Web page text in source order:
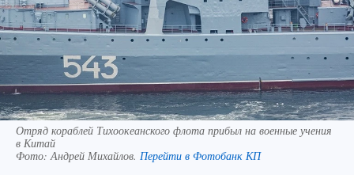
Отряд кораблей Тихоокеанского флота прибыл на военные учения
в Китай
Фото:Андрей Михайлов. Перейти в Фотобанк КП